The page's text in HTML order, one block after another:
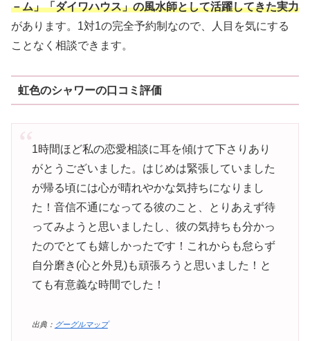
－ム」「ダイワハウス」の風水師として活躍してきた実力
があります。1対1の完全予約制なので、人目を気にする
ことなく相談できます。
虹色のシャワーの口コミ評価
1時間ほど私の恋愛相談に耳を傾けて下さりあり
がとうございました。はじめは緊張していました
が帰る頃には心が晴れやかな気持ちになりまし
た！音信不通になってる彼のこと、とりあえず待
ってみようと思いましたし、彼の気持ちも分かっ
たのでとても嬉しかったです！これからも怠らず
自分磨き(心と外見)も頑張ろうと思いました！と
ても有意義な時間でした！
出典： グーグルマップ